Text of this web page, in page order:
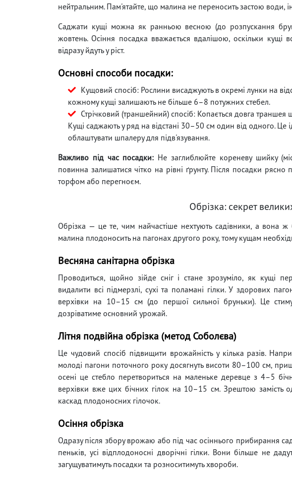
нейтральним. Пам'ятайте, що малина не переносить застою води,
Саджати кущі можна як ранньою весною (до розпускання
жовтень. Осіння посадка вважається вдалішою, оскільки кущі
відразу йдуть у ріст.
Основні способи посадки:
Кущовий спосіб: Рослини висаджують в окремі лунки на
кожному кущі залишають не більше 6–8 потужних стебел.
Стрічковий (траншейний) спосіб: Копається довга
Кущі саджають у ряд на відстані 30–50 см один від одного. Це
облаштувати шпалеру для підв'язування.
Важливо під час посадки: Не заглиблюйте кореневу шийку
повинна залишатися чітко на рівні ґрунту. Після посадки
торфом або перегноєм.
Обрізка: секрет
Обрізка — це те, чим найчастіше нехтують садівники, а вона
малина плодоносить на пагонах другого року, тому кущам
Весняна санітарна обрізка
Проводиться, щойно зійде сніг і стане зрозуміло, як кущі
видалити всі підмерзлі, сухі та поламані гілки. У здорових
верхівки на 10–15 см (до першої сильної бруньки). Це
дозріватиме основний урожай.
Літня подвійна обрізка (метод Соболєва)
Це чудовий спосіб підвищити врожайність у кілька разів.
молоді пагони поточного року досягнуть висоти 80–100 см,
осені це стебло перетвориться на маленьке деревце з 4–5
верхівки вже цих бічних гілок на 10–15 см. Зрештою замість
каскад плодоносних гілочок.
Осіння обрізка
Одразу після збору врожаю або під час осіннього прибирання
пеньків, усі відплодоносні дворічні гілки. Вони більше не
загущуватимуть посадки та розноситимуть хвороби.